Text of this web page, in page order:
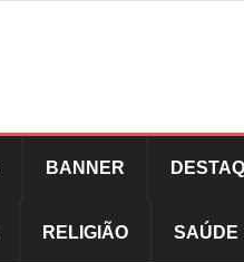
BANNER
RELIGIÃO SAÚDE